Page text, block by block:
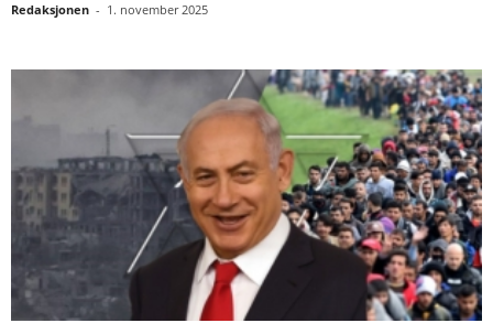
Redaksjonen - 1. november 2025